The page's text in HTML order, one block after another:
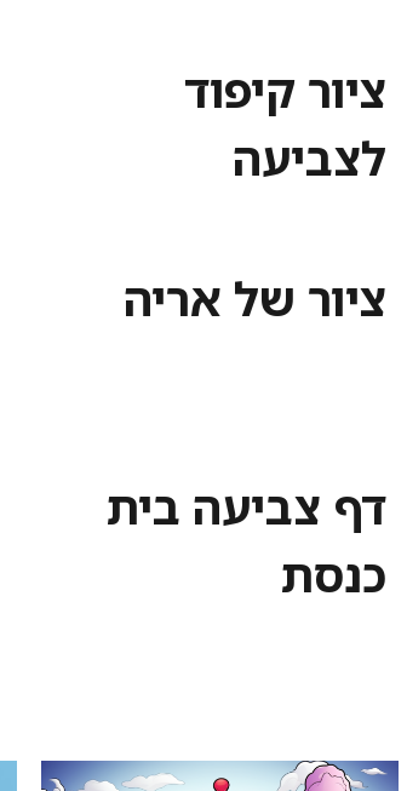
ציור קיפוד
לצביעה
ציור של אריה
דף צביעה בית
כנסת